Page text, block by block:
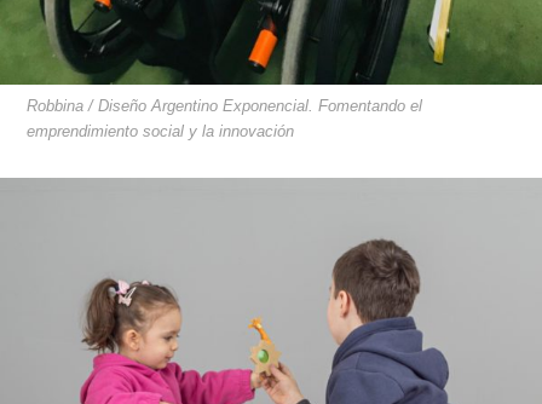
Robbina / Diseño Argentino Exponencial. Fomentando el
emprendimiento social y la innovación